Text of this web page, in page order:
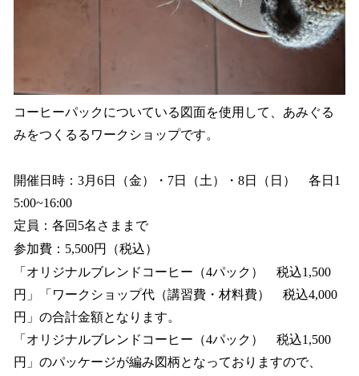
コーヒーパックについている図面を使用して、あみぐる
みをつくるるワークショップです。
開催日時：3月6日（金）・7日（土）・8日（日） 各日1
5:00~16:00
定員：各回5名さままで
参加費：5,500円（税込）
「オリジナルブレンドコーヒー（4パック） 税込1,500
円」「ワークショップ代（講習費・材料費） 税込4,000
円」の合計金額となります。
「オリジナルブレンドコーヒー（4パック） 税込1,500
円」のパッケージが編み図柄となっておりますので、